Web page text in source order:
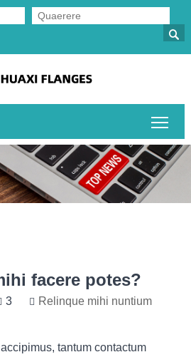

facere potes?
3 Relinque mihi nuntium
tantum contactum